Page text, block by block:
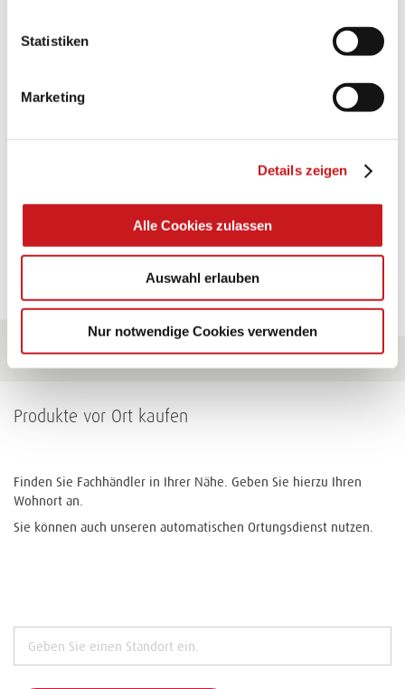
Statistiken
Marketing
Details zeigen
Alle Cookies zulassen
Auswahl erlauben
Nur notwendige Cookies verwenden
unübertroffen in der Wirkung. Probieren Sie es aus.
Zu allen Tipps
Produkte vor Ort kaufen
Finden Sie Fachhändler in Ihrer Nähe. Geben Sie hierzu Ihren
Wohnort an.
Sie können auch unseren automatischen Ortungsdienst nutzen.